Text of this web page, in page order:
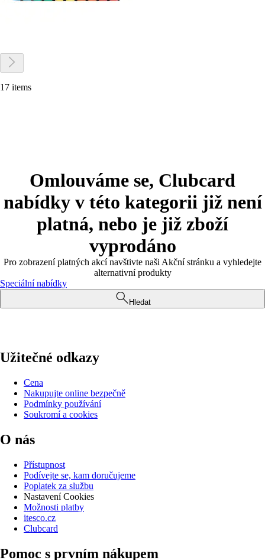
17 items
Omlouváme se, Clubcard
nabídky v této kategorii již není
platná, nebo je již zboží
vyprodáno
Pro zobrazení platných akcí navštivte naši Akční stránku a vyhledejte
alternativní produkty
Speciální nabídky
Hledat
Užitečné odkazy
Cena
Nakupujte online bezpečně
Podmínky používání
Soukromí a cookies
O nás
Přístupnost
Podívejte se, kam doručujeme
Poplatek za službu
Nastavení Cookies
Možnosti platby
itesco.cz
Clubcard
Pomoc s prvním nákupem